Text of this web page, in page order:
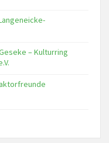
– Kulturring